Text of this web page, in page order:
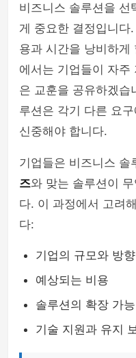
비즈니스 솔루션을 선
게 중요한 결정입니다
용과 시간을 낭비하게
에서는 기업들이 자주
은 교훈을 공유하겠습
루션은 각기 다른 요
신중해야 합니다.
기업들은 비즈니스 솔
즈와 맞는 솔루션이
다. 이 과정에서 고려
다:
기업의 규모와 방
예상되는 비용
솔루션의 확장 가
기술 지원과 유지